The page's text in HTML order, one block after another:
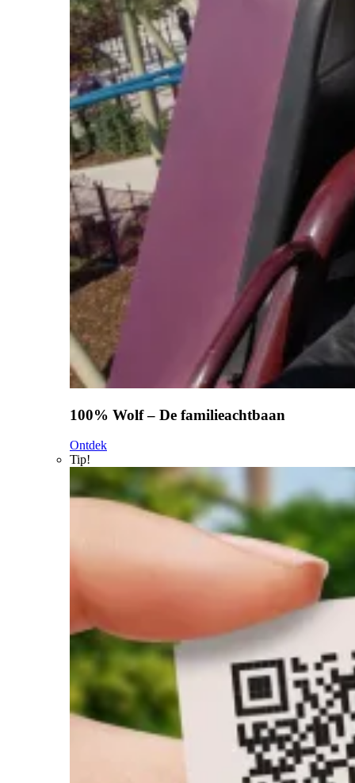
100% Wolf – De familieachtbaan
Ontdek
Tip!